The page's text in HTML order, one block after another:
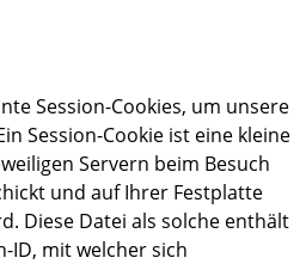
Session-Cookies, um unsere
Session-Cookie ist eine kleine
Servern beim Besuch
und auf Ihrer Festplatte
Diese Datei als solche enthält
ID, mit welcher sich